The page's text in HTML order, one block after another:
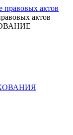
актов